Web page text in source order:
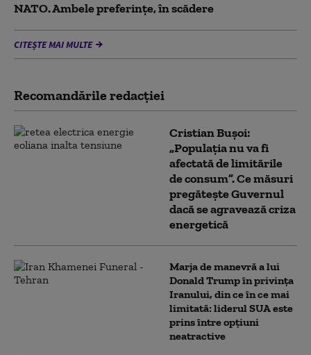
NATO. Ambele preferințe, în scădere
CITEȘTE MAI MULTE
Recomandările redacţiei
Cristian Bușoi:
„Populația nu va fi
afectată de limitările
de consum”. Ce măsuri
pregătește Guvernul
dacă se agravează criza
energetică
Marja de manevră a lui
Donald Trump în privința
Iranului, din ce în ce mai
limitată: liderul SUA este
prins între opțiuni
neatractive